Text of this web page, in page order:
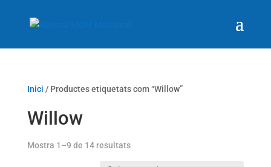
Inici / Productes etiquetats com “Willow”
Willow
Mostra 1–9 de 14 resultatsOrdenat